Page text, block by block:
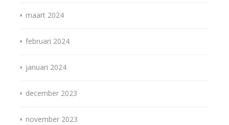
maart 2024
februari 2024
januari 2024
december 2023
november 2023